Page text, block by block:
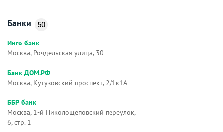
Банки 50
Инго банк
Москва, Рочдельская улица, 30
Банк ДОМ.РФ
Москва, Кутузовский проспект, 2/1к1А
ББР банк
Москва, 1-й Николощеповский переулок,
6, стр. 1